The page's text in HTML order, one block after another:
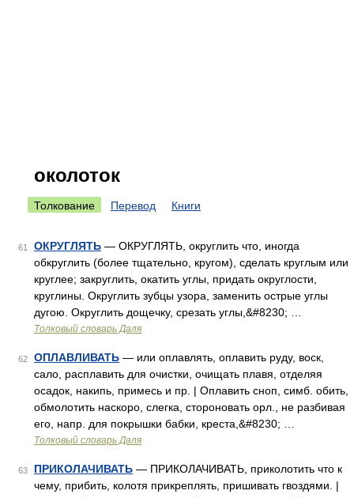
околоток
Толкование Перевод Книги
61 ОКРУГЛЯТЬ — ОКРУГЛЯТЬ, округлить что, иногда
обкруглить (более тщательно, кругом), сделать круглым или
круглее; закруглить, окатить углы, придать округлости,
круглины. Округлить зубцы узора, заменить острые углы
дугою. Округлить дощечку, срезать углы,&#8230; …
Толковый словарь Даля
62 ОПЛАВЛИВАТЬ — или оплавлять, оплавить руду, воск,
сало, расплавить для очистки, очищать плавя, отделяя
осадок, накипь, примесь и пр. | Оплавить сноп, симб. обить,
обмолотить наскоро, слегка, стороновать орл., не разбивая
его, напр. для покрышки бабки, креста,&#8230; …
Толковый словарь Даля
63 ПРИКОЛАЧИВАТЬ — ПРИКОЛАЧИВАТЬ, приколотить что к
чему, прибить, колотя прикреплять, пришивать гвоздями. |